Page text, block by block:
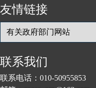
友情链接
联系我们
联系电话：010-